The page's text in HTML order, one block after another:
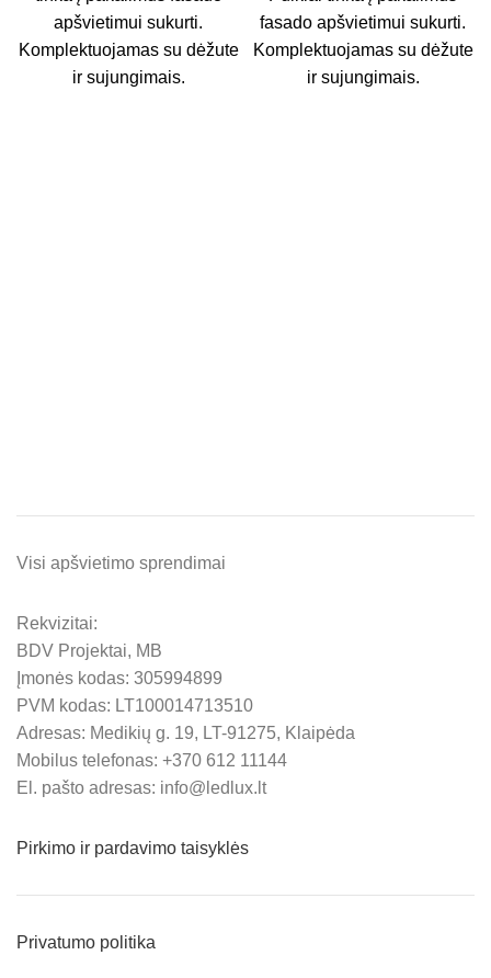
apšvietimui sukurti.
Komplektuojamas su dėžute
ir sujungimais.
fasado apšvietimui sukurti.
Komplektuojamas su dėžute
ir sujungimais.
Visi apšvietimo sprendimai
Rekvizitai:
BDV Projektai, MB
Įmonės kodas: 305994899
PVM kodas: LT100014713510
Adresas: Medikių g. 19, LT-91275, Klaipėda
Mobilus telefonas: +370 612 11144
El. pašto adresas: info@ledlux.lt
Pirkimo ir pardavimo taisyklės
Privatumo politika